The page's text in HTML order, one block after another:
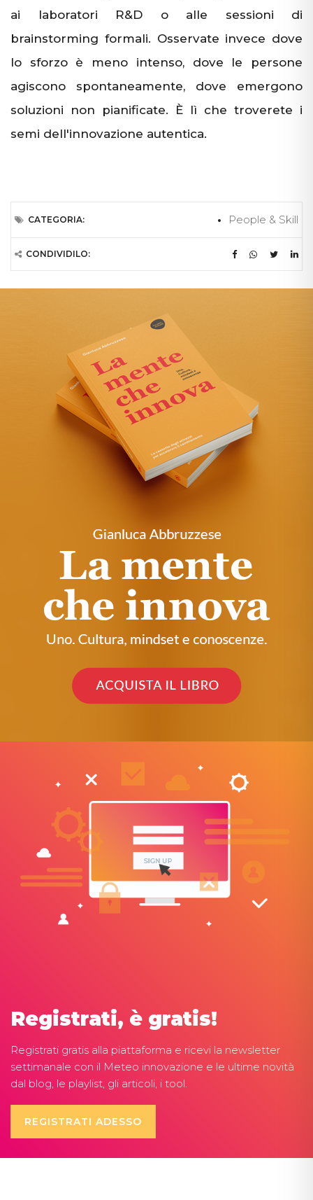
ai laboratori R&D o alle sessioni di
brainstorming formali. Osservate invece dove
lo sforzo è meno intenso, dove le persone
agiscono spontaneamente, dove emergono
soluzioni non pianificate. È lì che troverete i
semi dell'innovazione autentica.
CATEGORIA: People & Skill
CONDIVIDILO:
Registrati, è gratis!
Registrati gratis alla piattaforma e ricevi la newsletter
settimanale con il Meteo innovazione e le ultime novità
dal blog, le playlist, gli articoli, i tool.
REGISTRATI ADESSO